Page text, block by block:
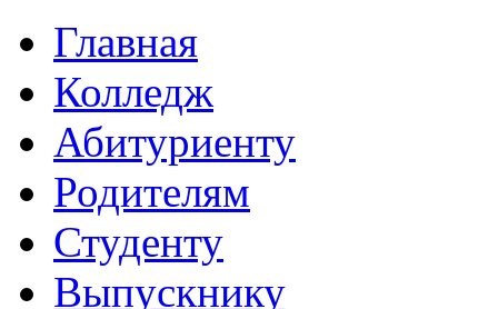
Главная
Колледж
Абитуриенту
Родителям
Студенту
Выпускнику